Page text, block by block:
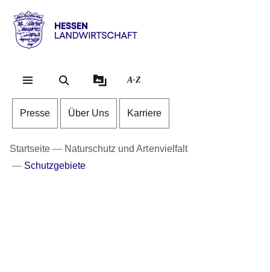
Hessen
Landwirtschaft
A-Z
Presse Über Uns Karriere
Startseite
Naturschutz und Artenvielfalt
Schutzgebiete